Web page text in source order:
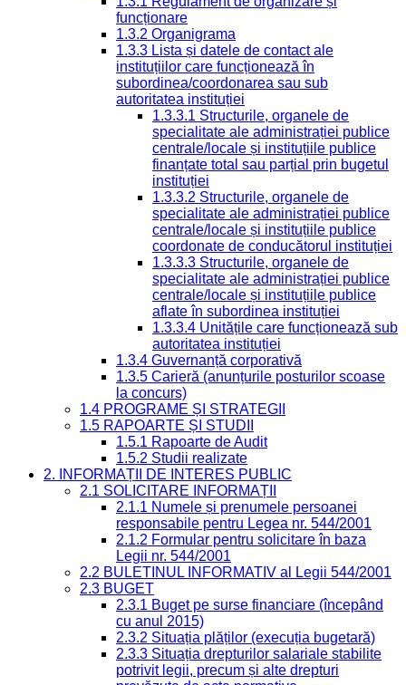
funcționare
1.3.2 Organigrama
1.3.3 Lista și datele de contact ale
instituțiilor care funcționează în
subordinea/coordonarea sau sub
autoritatea instituției
1.3.3.1 Structurile, organele de
specialitate ale administrației publice
centrale/locale și instituțiile publice
finanțate total sau parțial prin bugetul
instituției
1.3.3.2 Structurile, organele de
specialitate ale administrației publice
centrale/locale și instituțiile publice
coordonate de conducătorul instituției
1.3.3.3 Structurile, organele de
specialitate ale administrației publice
centrale/locale și instituțiile publice
aflate în subordinea instituției
1.3.3.4 Unitățile care funcționează sub
autoritatea instituției
1.3.4 Guvernanță corporativă
1.3.5 Carieră (anunțurile posturilor scoase
la concurs)
1.4 PROGRAME ȘI STRATEGII
1.5 RAPOARTE ȘI STUDII
1.5.1 Rapoarte de Audit
1.5.2 Studii realizate
2. INFORMAȚII DE INTERES PUBLIC
2.1 SOLICITARE INFORMAȚII
2.1.1 Numele și prenumele persoanei
responsabile pentru Legea nr. 544/2001
2.1.2 Formular pentru solicitare în baza
Legii nr. 544/2001
2.2 BULETINUL INFORMATIV al Legii 544/2001
2.3 BUGET
2.3.1 Buget pe surse financiare (începând
cu anul 2015)
2.3.2 Situația plăților (execuția bugetară)
2.3.3 Situația drepturilor salariale stabilite
potrivit legii, precum și alte drepturi